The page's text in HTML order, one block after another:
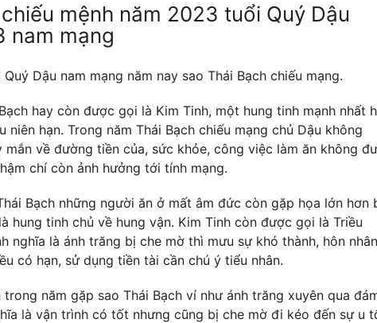
mệnh năm 2023 tuổi Quý Dậu
nam mạng
Quý Dậu nam mạng năm nay sao Thái Bạch chiếu mạng.
hay còn được gọi là Kim Tinh, một hung tinh mạnh nhất
niên hạn. Trong năm Thái Bạch chiếu mạng chủ Dậu không
mắn về đường tiền của, sức khỏe, công việc làm ăn không
chí còn ảnh hưởng tới tính mạng.
Bạch những người ăn ở mất âm đức còn gặp họa lớn hơn
hung tinh chủ về hung vận. Kim Tinh còn được gọi là Triều
nghĩa là ánh trăng bị che mờ thì mưu sự khó thành, hôn nhân
có hạn, sử dụng tiền tài cần chú ý tiểu nhân.
trong năm gặp sao Thái Bạch ví như ánh trăng xuyên qua
là vận trình có tốt nhưng cũng bị che mờ đi kéo đến sự u